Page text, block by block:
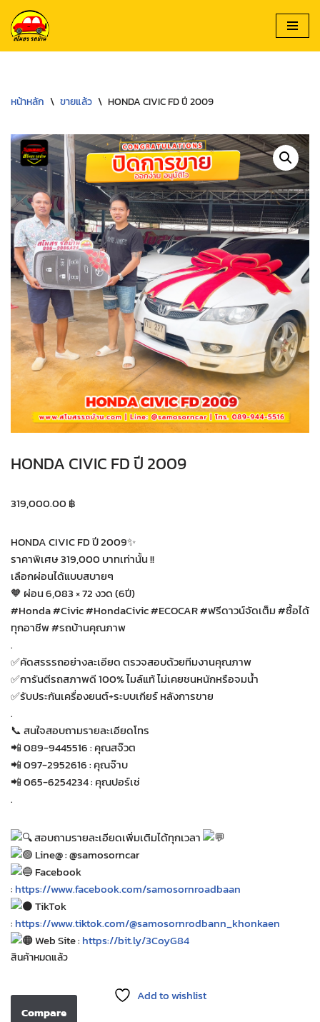
Skip
to
หน้าหลัก \ ขายแล้ว \ HONDA CIVIC FD ปี 2009
HONDA CIVIC FD ปี 2009
319,000.00 ฿
HONDA CIVIC FD ปี 2009✨
ราคาพิเศษ 319,000 บาทเท่านั้น !!
เลือกผ่อนได้แบบสบายๆ
🧡 ผ่อน 6,083 × 72 งวด (6ปี)
#Honda #Civic #HondaCivic #ECOCAR #ฟรีดาวน์จัดเต็ม #ซื้อได้
ทุกอาชีพ #รถบ้านคุณภาพ
.
✅คัดสรรรถอย่างละเอียด ตรวจสอบด้วยทีมงานคุณภาพ
✅การันตีรถสภาพดี 100% ไมล์แท้ ไม่เคยชนหนักหรือจมน้ำ
✅รับประกันเครื่องยนต์+ระบบเกียร์ หลังการขาย
.
📞 สนใจสอบถามรายละเอียดโทร
📲 089-9445516 : คุณสจ๊วต
📲 097-2952616 : คุณจ๊าบ
📲 065-6254234 : คุณปอร์เช่
.
สอบถามรายละเอียดเพิ่มเติมได้ทุกเวลา
Line@ : @samosorncar
Facebook
: https://www.facebook.com/samosornroadbaan
TikTok
: https://www.tiktok.com/@samosornrodbann_khonkaen
Web Site : https://bit.ly/3CoyG84
สินค้าหมดแล้ว
Add to wishlist
Compare